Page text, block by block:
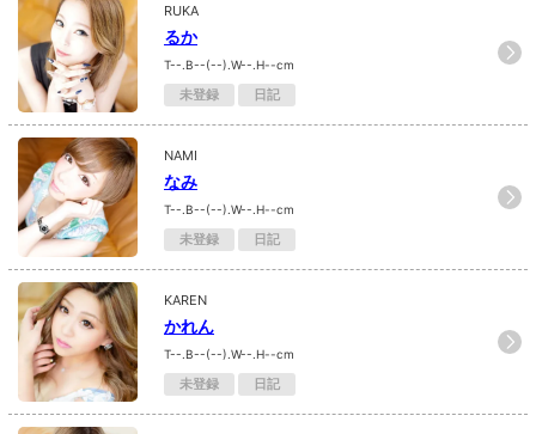
RUKA
るか
T--.B--(--).W--.H--cm
未登録 日記
NAMI
なみ
T--.B--(--).W--.H--cm
未登録 日記
KAREN
かれん
T--.B--(--).W--.H--cm
未登録 日記